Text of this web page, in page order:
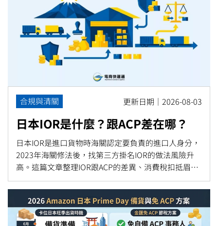
合規與清關 更新日期｜2026-08-03
日本IOR是什麼？跟ACP差在哪？
日本IOR是進口貨物時海關認定要負責的進口人身分，
2023年海關修法後，找第三方掛名IOR的做法風險升
高。這篇文章整理IOR跟ACP的差異、消費稅扣抵眉
角，以及非居住者賣家現在該怎麼合規進口日本。